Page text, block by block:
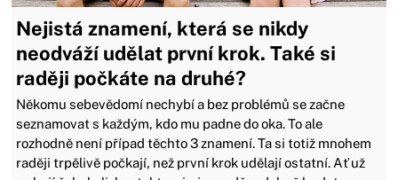
Nejistá znamení, která se nikdy
neodváží udělat první krok. Také si
raději počkáte na druhé?
Někomu sebevědomí nechybí a bez problémů se začne
seznamovat s každým, kdo mu padne do oka. To ale
rozhodně není případ těchto 3 znamení. Ta si totiž mnohem
raději trpělivě počkají, než první krok udělají ostatní. Ať už